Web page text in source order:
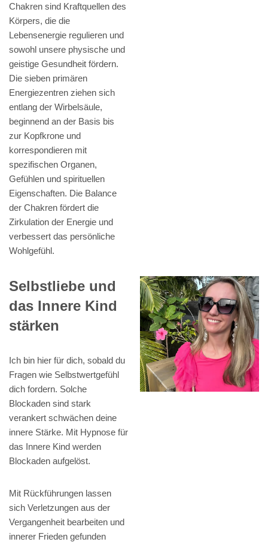
Chakren sind Kraftquellen des
Körpers, die die
Lebensenergie regulieren und
sowohl unsere physische und
geistige Gesundheit fördern.
Die sieben primären
Energiezentren ziehen sich
entlang der Wirbelsäule,
beginnend an der Basis bis
zur Kopfkrone und
korrespondieren mit
spezifischen Organen,
Gefühlen und spirituellen
Eigenschaften. Die Balance
der Chakren fördert die
Zirkulation der Energie und
verbessert das persönliche
Wohlgefühl.
Selbstliebe und
das Innere Kind
stärken
Ich bin hier für dich, sobald du
Fragen wie Selbstwertgefühl
dich fordern. Solche
Blockaden sind stark
verankert schwächen deine
innere Stärke. Mit Hypnose für
das Innere Kind werden
Blockaden aufgelöst.
Mit Rückführungen lassen
sich Verletzungen aus der
Vergangenheit bearbeiten und
innerer Frieden gefunden